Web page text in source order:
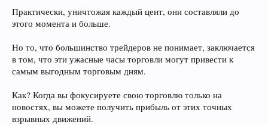
Практически, уничтожая каждый цент, они составляли до
этого момента и больше.
Но то, что большинство трейдеров не понимает, заключается
в том, что эти ужасные часы торговли могут привести к
самым выгодным торговым дням.
Как? Когда вы фокусируете свою торговлю только на
новостях, вы можете получить прибыль от этих точных
взрывных движений.